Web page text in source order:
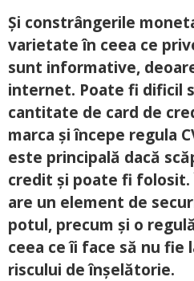
Și constrângerile
varietate în ceea ce
sunt informative,
internet. Poate fi dificil
cantitate de card de
marca și începe regula
este principală dacă
credit și poate fi folosit.
are un element de
potul, precum și o
ceea ce îi face să nu fie
riscului de înșelătorie.